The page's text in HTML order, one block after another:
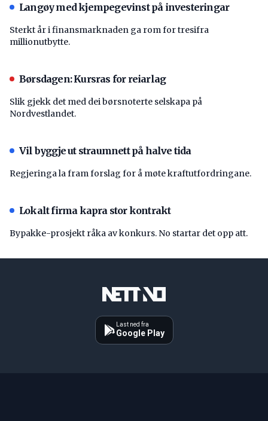
Langøy med kjempegevinst på investeringar
Sterkt år i finansmarknaden ga rom for tresifra
millionutbytte.
Børsdagen: Kursras for reiarlag
Slik gjekk det med dei børsnoterte selskapa på
Nordvestlandet.
Vil byggje ut straumnett på halve tida
Regjeringa la fram forslag for å møte kraftutfordringane.
Lokalt firma kapra stor kontrakt
Bypakke-prosjekt råka av konkurs. No startar det opp att.
Last ned fra
Google Play